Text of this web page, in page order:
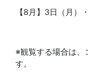
【8月】3日（月）
※観覧する場合は、
す。